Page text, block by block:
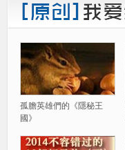
孤膽英雄們的《隱秘王
國》